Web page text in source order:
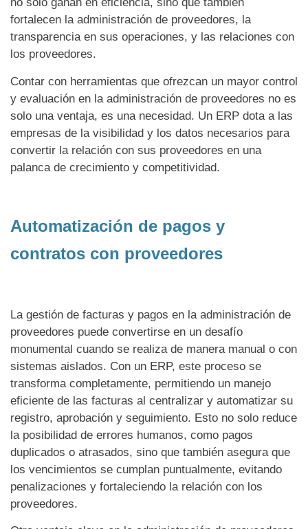
fortalecen la administración de proveedores, la
transparencia en sus operaciones, y las relaciones con
los proveedores.
Contar con herramientas que ofrezcan un mayor control
y evaluación en la administración de proveedores no es
solo una ventaja, es una necesidad. Un ERP dota a las
empresas de la visibilidad y los datos necesarios para
convertir la relación con sus proveedores en una
palanca de crecimiento y competitividad.
Automatización de pagos y
contratos con proveedores
La gestión de facturas y pagos en la administración de
proveedores puede convertirse en un desafío
monumental cuando se realiza de manera manual o con
sistemas aislados. Con un ERP, este proceso se
transforma completamente, permitiendo un manejo
eficiente de las facturas al centralizar y automatizar su
registro, aprobación y seguimiento. Esto no solo reduce
la posibilidad de errores humanos, como pagos
duplicados o atrasados, sino que también asegura que
los vencimientos se cumplan puntualmente, evitando
penalizaciones y fortaleciendo la relación con los
proveedores.